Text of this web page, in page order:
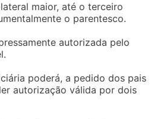
maior, até o terceiro
o parentesco.
autorizada pelo
poderá, a pedido dos pais
autorização válida por dois